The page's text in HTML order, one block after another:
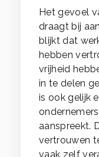
Het gevoel
draagt bij
blijkt dat
hebben
vrijheid
in te delen
is ook gelijk
aanspreekt.
vertrouwen
vaak zelf